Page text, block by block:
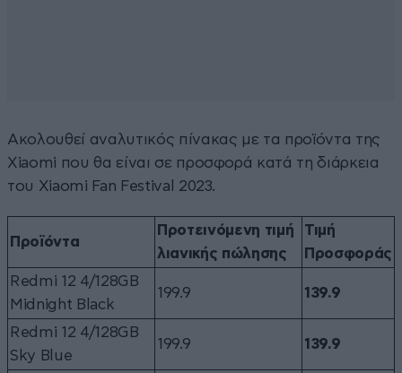
Ακολουθεί αναλυτικός πίνακας με τα προϊόντα της
Xiaomi που θα είναι σε προσφορά κατά τη διάρκεια
του Xiaomi Fan Festival 2023.
Προϊόντα
Προτεινόμενη τιμή
λιανικής πώλησης
Τιμή
Προσφοράς
Redmi 12 4/128GB
Midnight Black
199.9 139.9
Redmi 12 4/128GB
Sky Blue
199.9 139.9